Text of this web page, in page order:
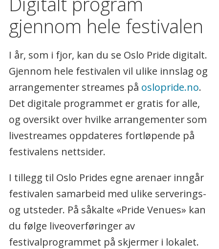
gjennom hele festivalen
I år, som i fjor, kan du se Oslo Pride digitalt.
Gjennom hele festivalen vil ulike innslag og
arrangementer streames på oslopride.no.
Det digitale programmet er gratis for alle,
og oversikt over hvilke arrangementer som
livestreames oppdateres fortløpende på
festivalens nettsider.
I tillegg til Oslo Prides egne arenaer inngår
festivalen samarbeid med ulike serverings-
og utsteder. På såkalte «Pride Venues» kan
du følge liveoverføringer av
festivalprogrammet på skjermer i lokalet.